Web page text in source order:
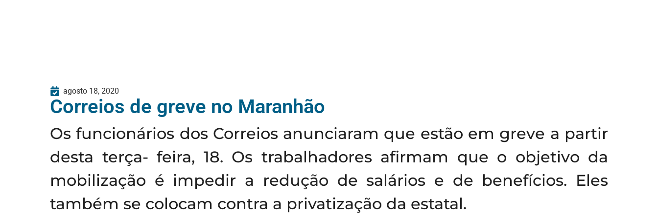
agosto 18, 2020
Correios de greve no Maranhão
Os funcionários dos Correios anunciaram que estão em greve a partir
desta terça- feira, 18. Os trabalhadores afirmam que o objetivo da
mobilização é impedir a redução de salários e de benefícios. Eles
também se colocam contra a privatização da estatal.